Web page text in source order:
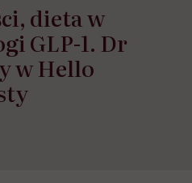
dieta w
GLP-1. Dr
w Hello